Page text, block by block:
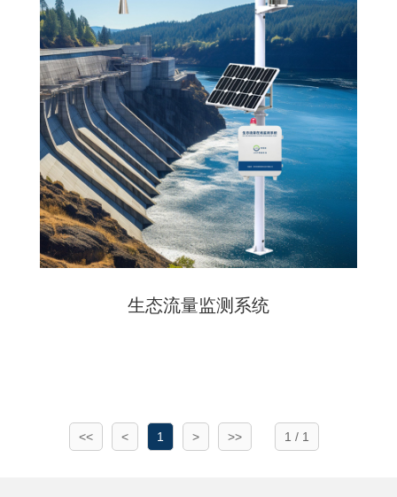
生态流量监测系统
1 / 1
<< < 1 > >>